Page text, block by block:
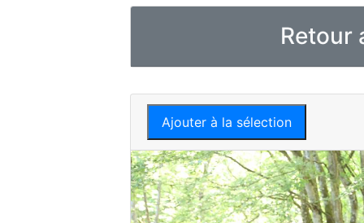
Retour
Ajouter à la sélection